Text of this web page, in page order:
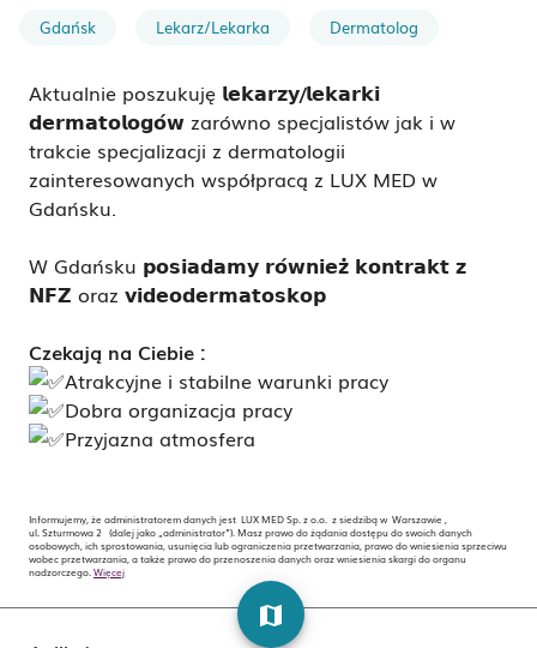
Gdańsk Lekarz/Lekarka Dermatolog
Aktualnie poszukuję 𝗹𝗲𝗸𝗮𝗿𝘇𝘆/𝗹𝗲𝗸𝗮𝗿𝗸𝗶
𝗱𝗲𝗿𝗺𝗮𝘁𝗼𝗹𝗼𝗴𝗼́𝘄 zarówno specjalistów jak i w
trakcie specjalizacji z dermatologii
zainteresowanych współpracą z LUX MED w
Gdańsku.
W Gdańsku 𝗽𝗼𝘀𝗶𝗮𝗱𝗮𝗺𝘆 𝗿𝗼́𝘄𝗻𝗶𝗲𝘇̇ 𝗸𝗼𝗻𝘁𝗿𝗮𝗸𝘁 𝘇
𝗡𝗙𝗭 oraz 𝘃𝗶𝗱𝗲𝗼𝗱𝗲𝗿𝗺𝗮𝘁𝗼𝘀𝗸𝗼𝗽
Czekają na Ciebie :
Atrakcyjne i stabilne warunki pracy
Dobra organizacja pracy
Przyjazna atmosfera
Informujemy, że administratorem danych jest LUX MED Sp. z o.o. z siedzibą w Warszawie ,
ul. Szturmowa 2 (dalej jako „administrator”). Masz prawo do żądania dostępu do swoich danych
osobowych, ich sprostowania, usunięcia lub ograniczenia przetwarzania, prawo do wniesienia sprzeciwu
wobec przetwarzania, a także prawo do przenoszenia danych oraz wniesienia skargi do organu
nadzorczego. Więcej
map